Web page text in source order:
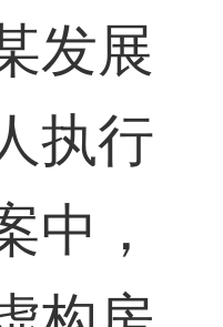
发展
执行
中，